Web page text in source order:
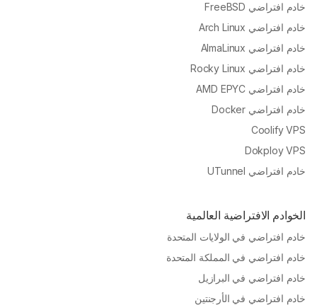
خادم افتراضي FreeBSD
خادم افتراضي Arch Linux
خادم افتراضي AlmaLinux
خادم افتراضي Rocky Linux
خادم افتراضي AMD EPYC
خادم افتراضي Docker
Coolify VPS
Dokploy VPS
خادم افتراضي UTunnel
الخوادم الافتراضية العالمية
خادم افتراضي في الولايات المتحدة
خادم افتراضي في المملكة المتحدة
خادم افتراضي في البرازيل
خادم افتراضي في الأرجنتين